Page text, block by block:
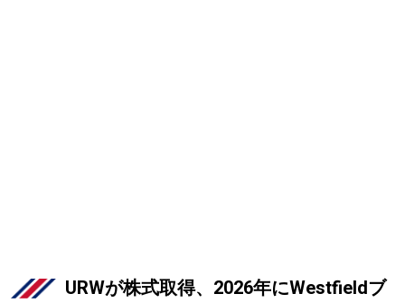
URWが株式取得、2026年にWestfieldブ